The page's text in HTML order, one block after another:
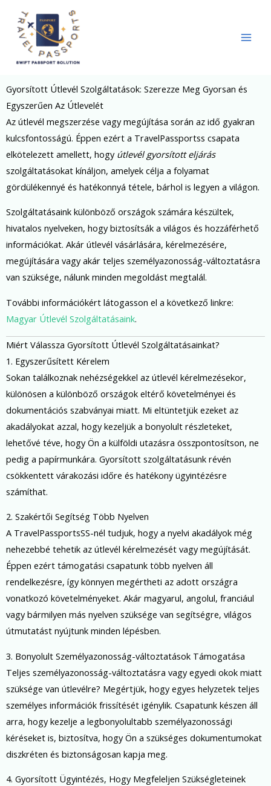
content
Gyorsított Útlevél Szolgáltatások: Szerezze Meg Gyorsan és
Egyszerűen Az Útlevelét
Az útlevél megszerzése vagy megújítása során az idő gyakran
kulcsfontosságú. Éppen ezért a TravelPassportss csapata
elkötelezett amellett, hogy útlevél gyorsított eljárás
szolgáltatásokat kínáljon, amelyek célja a folyamat
gördülékennyé és hatékonnyá tétele, bárhol is legyen a világon.
Szolgáltatásaink különböző országok számára készültek,
hivatalos nyelveken, hogy biztosítsák a világos és hozzáférhető
információkat. Akár útlevél vásárlására, kérelmezésére,
megújítására vagy akár teljes személyazonosság-változtatásra
van szüksége, nálunk minden megoldást megtalál.
További információkért látogasson el a következő linkre:
Magyar Útlevél Szolgáltatásaink.
Miért Válassza Gyorsított Útlevél Szolgáltatásainkat?
1. Egyszerűsített Kérelem
Sokan találkoznak nehézségekkel az útlevél kérelmezésekor,
különösen a különböző országok eltérő követelményei és
dokumentációs szabványai miatt. Mi eltüntetjük ezeket az
akadályokat azzal, hogy kezeljük a bonyolult részleteket,
lehetővé téve, hogy Ön a külföldi utazásra összpontosítson, ne
pedig a papírmunkára. Gyorsított szolgáltatásunk révén
csökkentett várakozási időre és hatékony ügyintézésre
számíthat.
2. Szakértői Segítség Több Nyelven
A TravelPassportsSS-nél tudjuk, hogy a nyelvi akadályok még
nehezebbé tehetik az útlevél kérelmezését vagy megújítását.
Éppen ezért támogatási csapatunk több nyelven áll
rendelkezésre, így könnyen megértheti az adott országra
vonatkozó követelményeket. Akár magyarul, angolul, franciául
vagy bármilyen más nyelven szüksége van segítségre, világos
útmutatást nyújtunk minden lépésben.
3. Bonyolult Személyazonosság-változtatások Támogatása
Teljes személyazonosság-változtatásra vagy egyedi okok miatt
szüksége van útlevélre? Megértjük, hogy egyes helyzetek teljes
személyes információk frissítését igénylik. Csapatunk készen áll
arra, hogy kezelje a legbonyolultabb személyazonossági
kéréseket is, biztosítva, hogy Ön a szükséges dokumentumokat
diszkréten és biztonságosan kapja meg.
4. Gyorsított Ügyintézés, Hogy Megfeleljen Szükségleteinek